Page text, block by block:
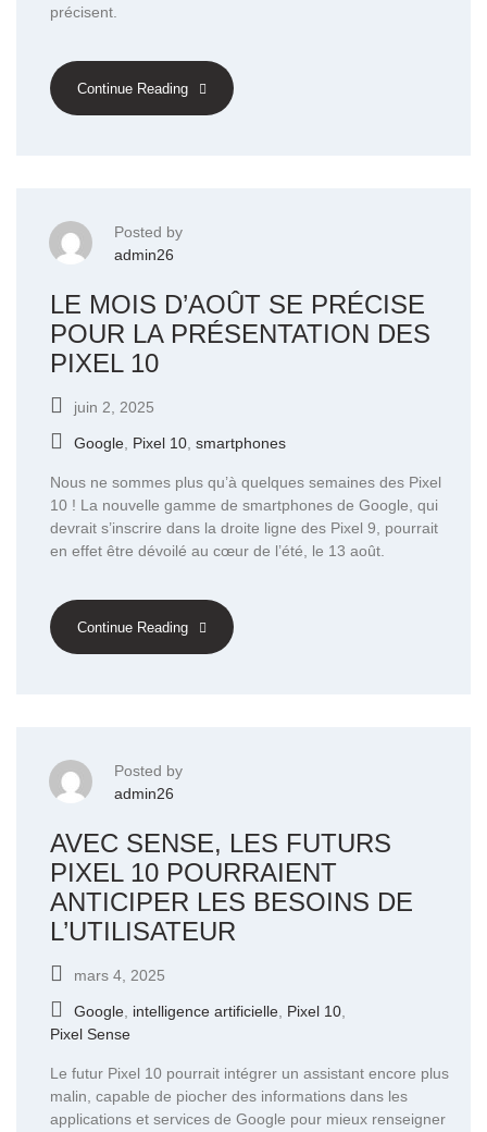
précisent.
Continue Reading
Posted by
admin26
LE MOIS D’AOÛT SE PRÉCISE
POUR LA PRÉSENTATION DES
PIXEL 10
juin 2, 2025
Google, Pixel 10, smartphones
Nous ne sommes plus qu’à quelques semaines des Pixel
10 ! La nouvelle gamme de smartphones de Google, qui
devrait s’inscrire dans la droite ligne des Pixel 9, pourrait
en effet être dévoilé au cœur de l’été, le 13 août.
Continue Reading
Posted by
admin26
AVEC SENSE, LES FUTURS
PIXEL 10 POURRAIENT
ANTICIPER LES BESOINS DE
L’UTILISATEUR
mars 4, 2025
Google, intelligence artificielle, Pixel 10,
Pixel Sense
Le futur Pixel 10 pourrait intégrer un assistant encore plus
malin, capable de piocher des informations dans les
applications et services de Google pour mieux renseigner